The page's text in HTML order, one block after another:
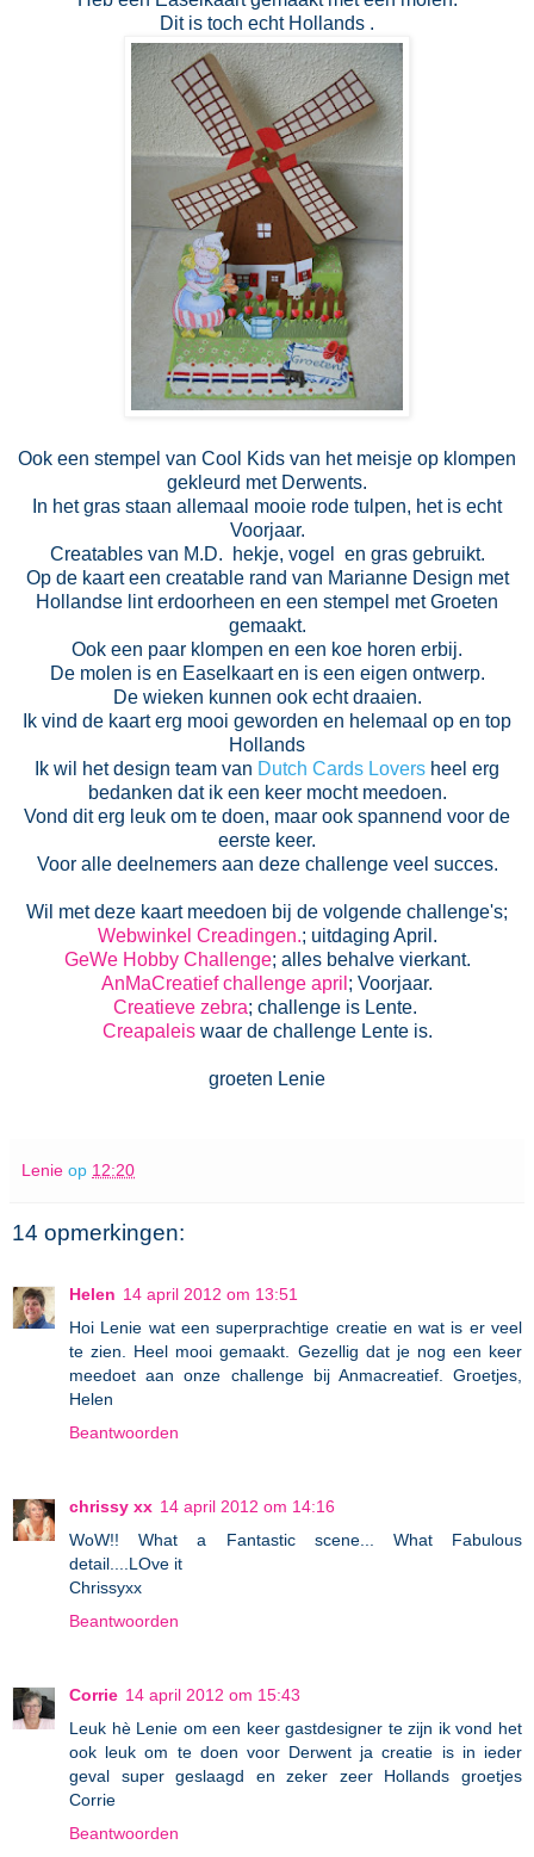
Dit is toch echt Hollands .
Ook een stempel van Cool Kids van het meisje op klompen
gekleurd met Derwents.
In het gras staan allemaal mooie rode tulpen, het is echt
Voorjaar.
Creatables van M.D. hekje, vogel en gras gebruikt.
Op de kaart een creatable rand van Marianne Design met
Hollandse lint erdoorheen en een stempel met Groeten
gemaakt.
Ook een paar klompen en een koe horen erbij.
De molen is en Easelkaart en is een eigen ontwerp.
De wieken kunnen ook echt draaien.
Ik vind de kaart erg mooi geworden en helemaal op en top
Hollands
Ik wil het design team van Dutch Cards Lovers heel erg
bedanken dat ik een keer mocht meedoen.
Vond dit erg leuk om te doen, maar ook spannend voor de
eerste keer.
Voor alle deelnemers aan deze challenge veel succes.
Wil met deze kaart meedoen bij de volgende challenge's;
Webwinkel Creadingen.; uitdaging April.
GeWe Hobby Challenge; alles behalve vierkant.
AnMaCreatief challenge april ; Voorjaar.
Creatieve zebra; challenge is Lente.
Creapaleis waar de challenge Lente is.
groeten Lenie
Lenie op 12:20
14 opmerkingen:
Helen 14 april 2012 om 13:51
Hoi Lenie wat een superprachtige creatie en wat is er veel
te zien. Heel mooi gemaakt. Gezellig dat je nog een keer
meedoet aan onze challenge bij Anmacreatief. Groetjes,
Helen
Beantwoorden
chrissy xx 14 april 2012 om 14:16
WoW!! What a Fantastic scene... What Fabulous
detail....LOve it
Chrissyxx
Beantwoorden
Corrie 14 april 2012 om 15:43
Leuk hè Lenie om een keer gastdesigner te zijn ik vond het
ook leuk om te doen voor Derwent ja creatie is in ieder
geval super geslaagd en zeker zeer Hollands groetjes
Corrie
Beantwoorden